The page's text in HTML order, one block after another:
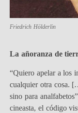
Friedrich Hölderlin
La añoranza de
“Quiero apelar a los
cualquier otra cosa.
sino para
cineasta, el código